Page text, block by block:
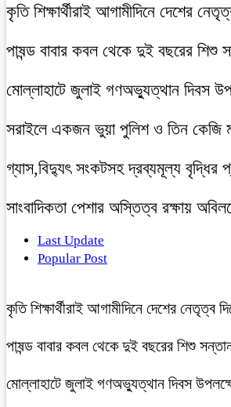
কৃতি শিক্ষার্থীরাই আগামীদিনে দেশের
পাষন্ড বাবার কবল থেকে দুই বছরের শিশু
মোল্লাহাটে জুলাই গণঅভ্যুত্থান দিবস
সরাইলে একজন ভুয়া পুলিশ ও তিন
গ্যাস,বিদ্যুৎ সংকটসহ দ্রব্যমূল্য বৃদ্ধির
সাংবাদিকতা পেশার অস্তিত্ব রক্ষায়
Last Update
Popular Post
কৃতি শিক্ষার্থীরাই আগামীদিনে দেশের নেতৃত্ব
পাষন্ড বাবার কবল থেকে দুই বছরের শিশু
মোল্লাহাটে জুলাই গণঅভ্যুত্থান দিবস